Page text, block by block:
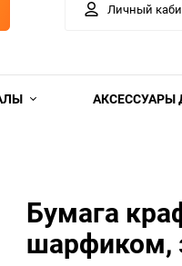
Личный
АКСЕССУАРЫ
Бумага
шарфиком,